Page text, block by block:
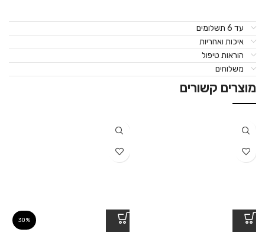
עד 6 תשלומים
איכות ואחריות
הוראות טיפול
משלוחים
מוצרים קשורים
30%